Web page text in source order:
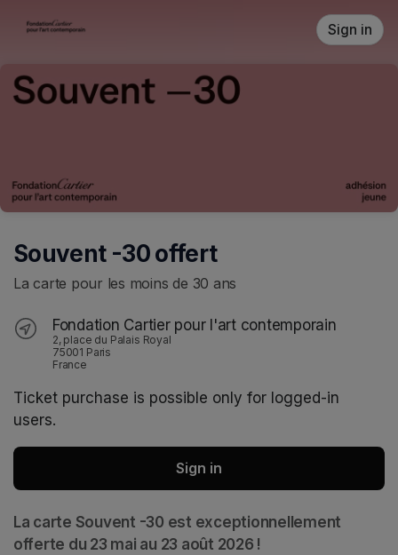
Sign in
Souvent -30 offert
La carte pour les moins de 30 ans
Fondation Cartier pour l'art contemporain
2, place du Palais Royal
75001 Paris
France
Ticket purchase is possible only for logged-in
users.
Sign in
La carte Souvent -30 est exceptionnellement
offerte du 23 mai au 23 août 2026 !